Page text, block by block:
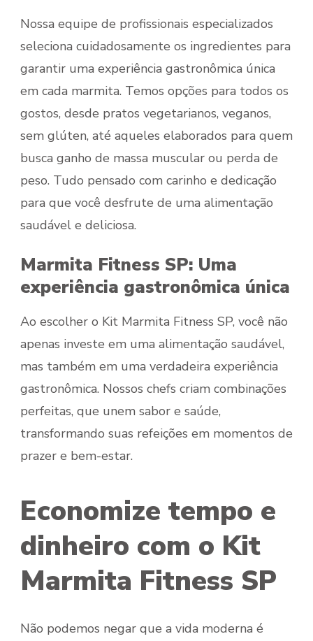
Nossa equipe de profissionais especializados
seleciona cuidadosamente os ingredientes para
garantir uma experiência gastronômica única
em cada marmita. Temos opções para todos os
gostos, desde pratos vegetarianos, veganos,
sem glúten, até aqueles elaborados para quem
busca ganho de massa muscular ou perda de
peso. Tudo pensado com carinho e dedicação
para que você desfrute de uma alimentação
saudável e deliciosa.
Marmita Fitness SP: Uma
experiência gastronômica única
Ao escolher o Kit Marmita Fitness SP, você não
apenas investe em uma alimentação saudável,
mas também em uma verdadeira experiência
gastronômica. Nossos chefs criam combinações
perfeitas, que unem sabor e saúde,
transformando suas refeições em momentos de
prazer e bem-estar.
Economize tempo e
dinheiro com o Kit
Marmita Fitness SP
Não podemos negar que a vida moderna é